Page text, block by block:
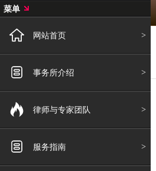
菜单
网站首页
事务所介绍
律师与专家团队
服务指南